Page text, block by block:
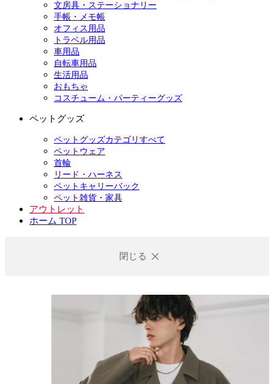
文房具・ステーショナリー
手帳・メモ帳
オフィス用品
トラベル用品
車用品
自転車用品
生活用品
おもちゃ
コスチューム・パーティーグッズ
ペットグッズ
ペットグッズカテゴリすべて
ペットウェア
首輪
リード・ハーネス
ペットキャリーバック
ペット雑貨・家具
アウトレット
ホーム TOP
閉じる